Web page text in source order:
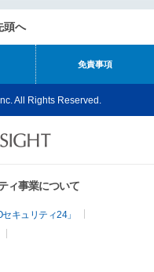
頭へ
免責事項
All Rights Reserved.
ィ事業について
キュリティ24」